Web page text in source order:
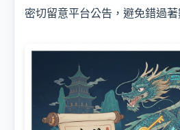
密切留意平台公告，避免錯過著